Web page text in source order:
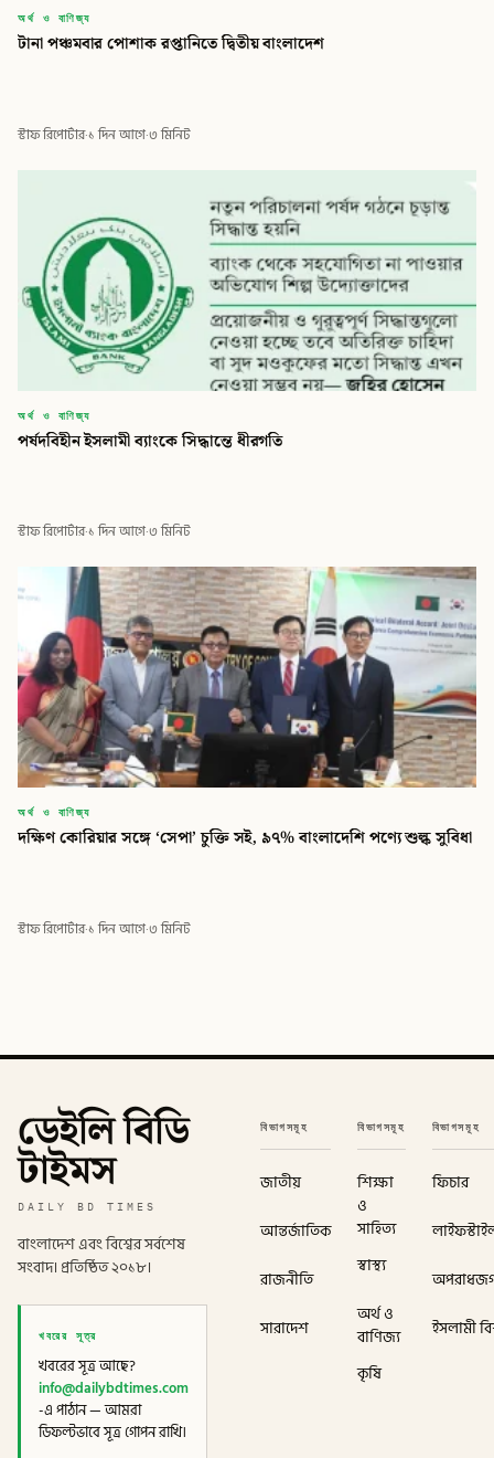
অর্থ ও বাণিজ্য
টানা পঞ্চমবার পোশাক রপ্তানিতে দ্বিতীয় বাংলাদেশ
স্টাফ রিপোর্টার·১ দিন আগে·৩ মিনিট
অর্থ ও বাণিজ্য
পর্ষদবিহীন ইসলামী ব্যাংকে সিদ্ধান্তে ধীরগতি
স্টাফ রিপোর্টার·১ দিন আগে·৩ মিনিট
অর্থ ও বাণিজ্য
দক্ষিণ কোরিয়ার সঙ্গে ‘সেপা’ চুক্তি সই, ৯৭% বাংলাদেশি পণ্যে শুল্ক সুবিধা
স্টাফ রিপোর্টার·১ দিন আগে·৩ মিনিট
ডেইলি বিডি
টাইমস
DAILY BD TIMES
বাংলাদেশ এবং বিশ্বের সর্বশেষ
সংবাদ। প্রতিষ্ঠিত ২০১৮।
খবরের সূত্র
খবরের সূত্র আছে?
info@dailybdtimes.com
-এ পাঠান — আমরা
ডিফল্টভাবে সূত্র গোপন রাখি।
বিভাগসমূহ
জাতীয়
আন্তর্জাতিক
রাজনীতি
সারাদেশ
বিভাগসমূহ
শিক্ষা
ও
সাহিত্য
স্বাস্থ্য
অর্থ ও
বাণিজ্য
কৃষি
বিভাগসমূহ
ফিচার
ইসলামী